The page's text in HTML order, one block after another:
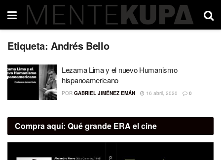
Etiqueta: Andrés Bello
Lezama Lima y el nuevo Humanismo
hispanoamericano
POR GABRIEL JIMÉNEZ EMÁN 16 abril, 2020 0
Compra aquí: Qué grande ERA el cine